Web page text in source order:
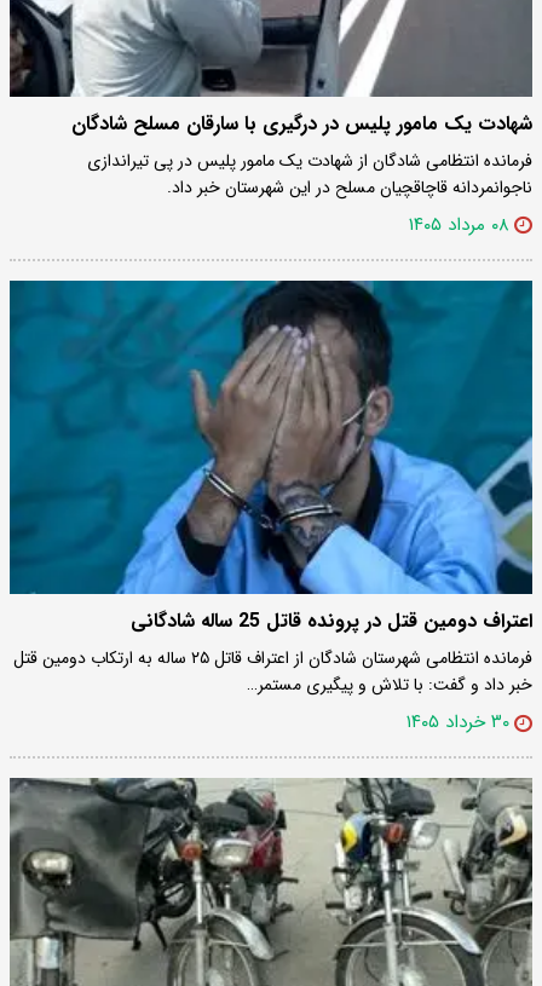
شهادت یک مامور پلیس در درگیری با سارقان مسلح شادگان
فرمانده انتظامی شادگان از شهادت یک مامور پلیس در پی تیراندازی
ناجوانمردانه قاچاقچیان مسلح در این شهرستان خبر داد.
۰۸ مرداد ۱۴۰۵
اعتراف دومین قتل در پرونده قاتل 25 ساله شادگانی
فرمانده انتظامی شهرستان شادگان از اعتراف قاتل ۲۵ ساله به ارتکاب دومین قتل
خبر داد و گفت: با تلاش و پیگیری مستمر…
۳۰ خرداد ۱۴۰۵